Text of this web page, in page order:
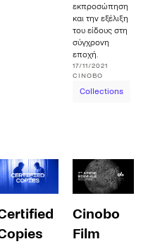
εκπροσώπηση
και την εξέλιξη
του είδους στη
σύγχρονη
εποχή.
17/11/2021
CINOBO
Collections
Cinobo
Film